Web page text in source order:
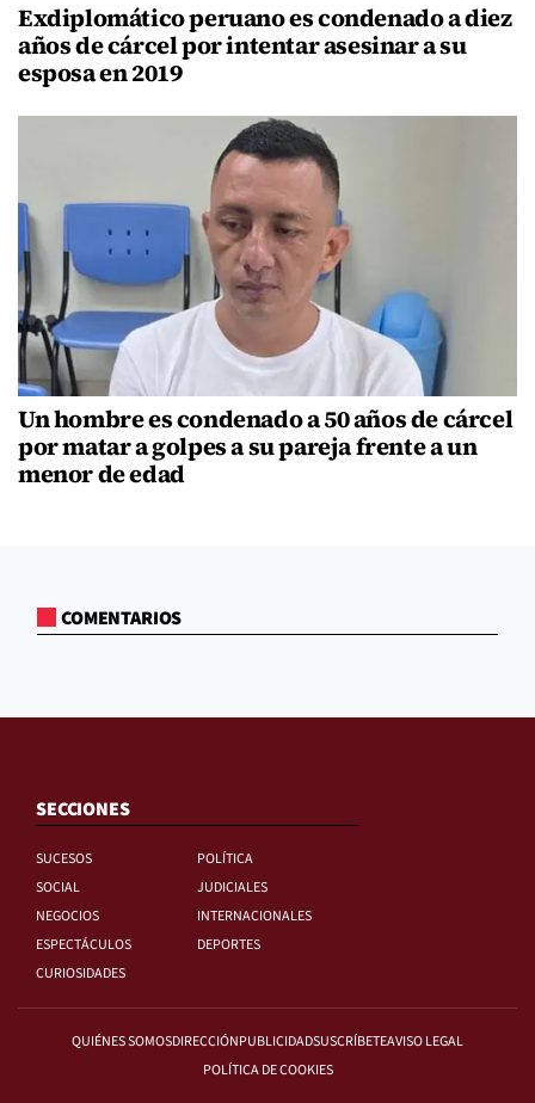
Exdiplomático peruano es condenado a diez
años de cárcel por intentar asesinar a su
esposa en 2019
Un hombre es condenado a 50 años de cárcel
por matar a golpes a su pareja frente a un
menor de edad
COMENTARIOS
SECCIONES
SUCESOS
POLÍTICA
SOCIAL
JUDICIALES
NEGOCIOS
INTERNACIONALES
ESPECTÁCULOS
DEPORTES
CURIOSIDADES
QUIÉNES SOMOSDIRECCIÓNPUBLICIDADSUSCRÍBETEAVISO LEGAL
POLÍTICA DE COOKIES